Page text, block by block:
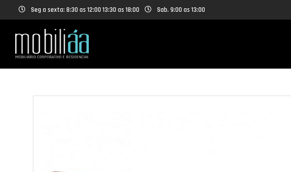
Seg a sexta: 8:30 as 12:00 13:30 as 18:00 Sab. 9:00 as 13:00